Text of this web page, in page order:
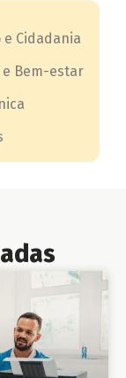
e Cidadania
e Bem-estar